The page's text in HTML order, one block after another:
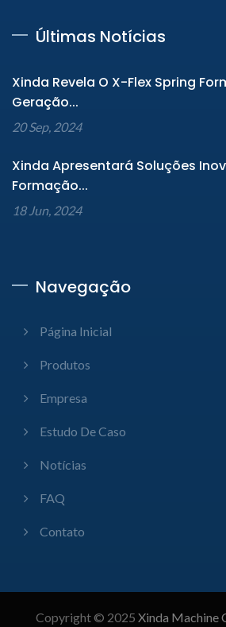
Últimas Notícias
Xinda Revela O X-Flex Spring
Geração...
20 Sep, 2024
Xinda Apresentará Soluções
Formação...
18 Jun, 2024
Navegação
Página Inicial
Produtos
Empresa
Estudo De Caso
Notícias
FAQ
Contato
Copyright © 2025 Xinda Machine